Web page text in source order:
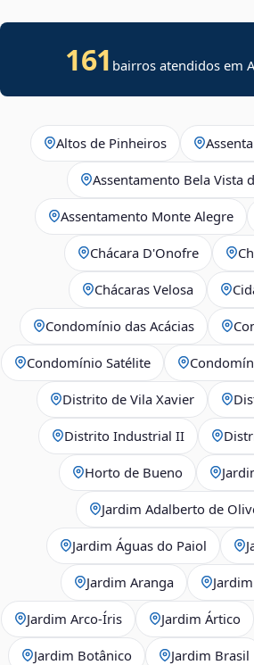
161 bairros atendidos em
Altos de Pinheiros
Assentamento Bela Vista
Assentamento Monte Alegre
Chácara D'Onofre
Chácaras Velosa
Condomínio das Acácias
Condomínio Satélite
Distrito de Vila Xavier
Distrito Industrial II
Horto de Bueno
Jardim Adalberto de
Jardim Águas do Paiol
Jardim Aranga
Jardim Arco‑Íris Jardim Ártico
Jardim Botânico Jardim Brasil